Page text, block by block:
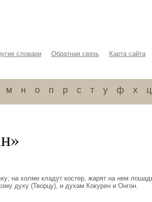
словари Обратная связь Карта сайта
м н о п р с т у ф х ц
на холме кладут костер, жарят на нем
духу (Творцу), и духам Кокурен и Онгон.